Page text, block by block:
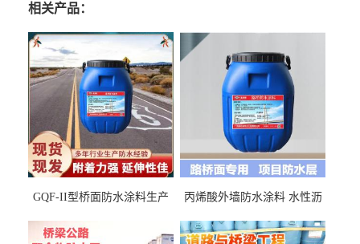
相关产品：
GQF-II型桥面防水涂料生产
丙烯酸外墙防水涂料 水性沥
厂家